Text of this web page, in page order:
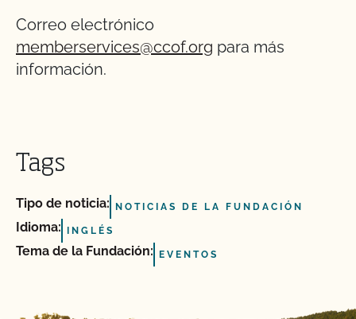
Correo electrónico
memberservices@ccof.org para más
información.
Tags
Tipo de noticia: NOTICIAS DE LA FUNDACIÓN
Idioma: INGLÉS
Tema de la Fundación: EVENTOS